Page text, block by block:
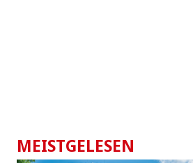
MEISTGELESEN